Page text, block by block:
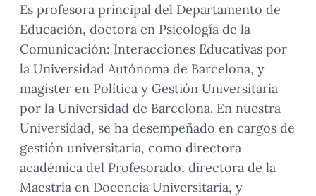
Es profesora principal del Departamento de
Educación, doctora en Psicología de la
Comunicación: Interacciones Educativas por
la Universidad Autónoma de Barcelona, y
magíster en Política y Gestión Universitaria
por la Universidad de Barcelona. En nuestra
Universidad, se ha desempeñado en cargos de
gestión universitaria, como directora
académica del Profesorado, directora de la
Maestría en Docencia Universitaria, y